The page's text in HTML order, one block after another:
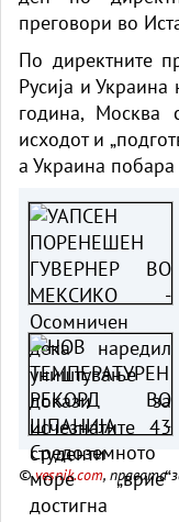
преговори во
По директните
Русија и
година, Москва
исходот и
а Украина
©vesnik.com, правата